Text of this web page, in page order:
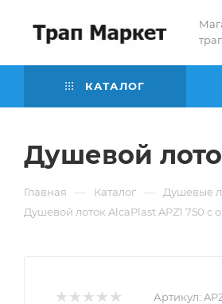
КАТАЛОГ
Душевой
Главная — Каталог — Душевые
Душевой лоток AlcaPlast APZ1 750 с
Артикул: